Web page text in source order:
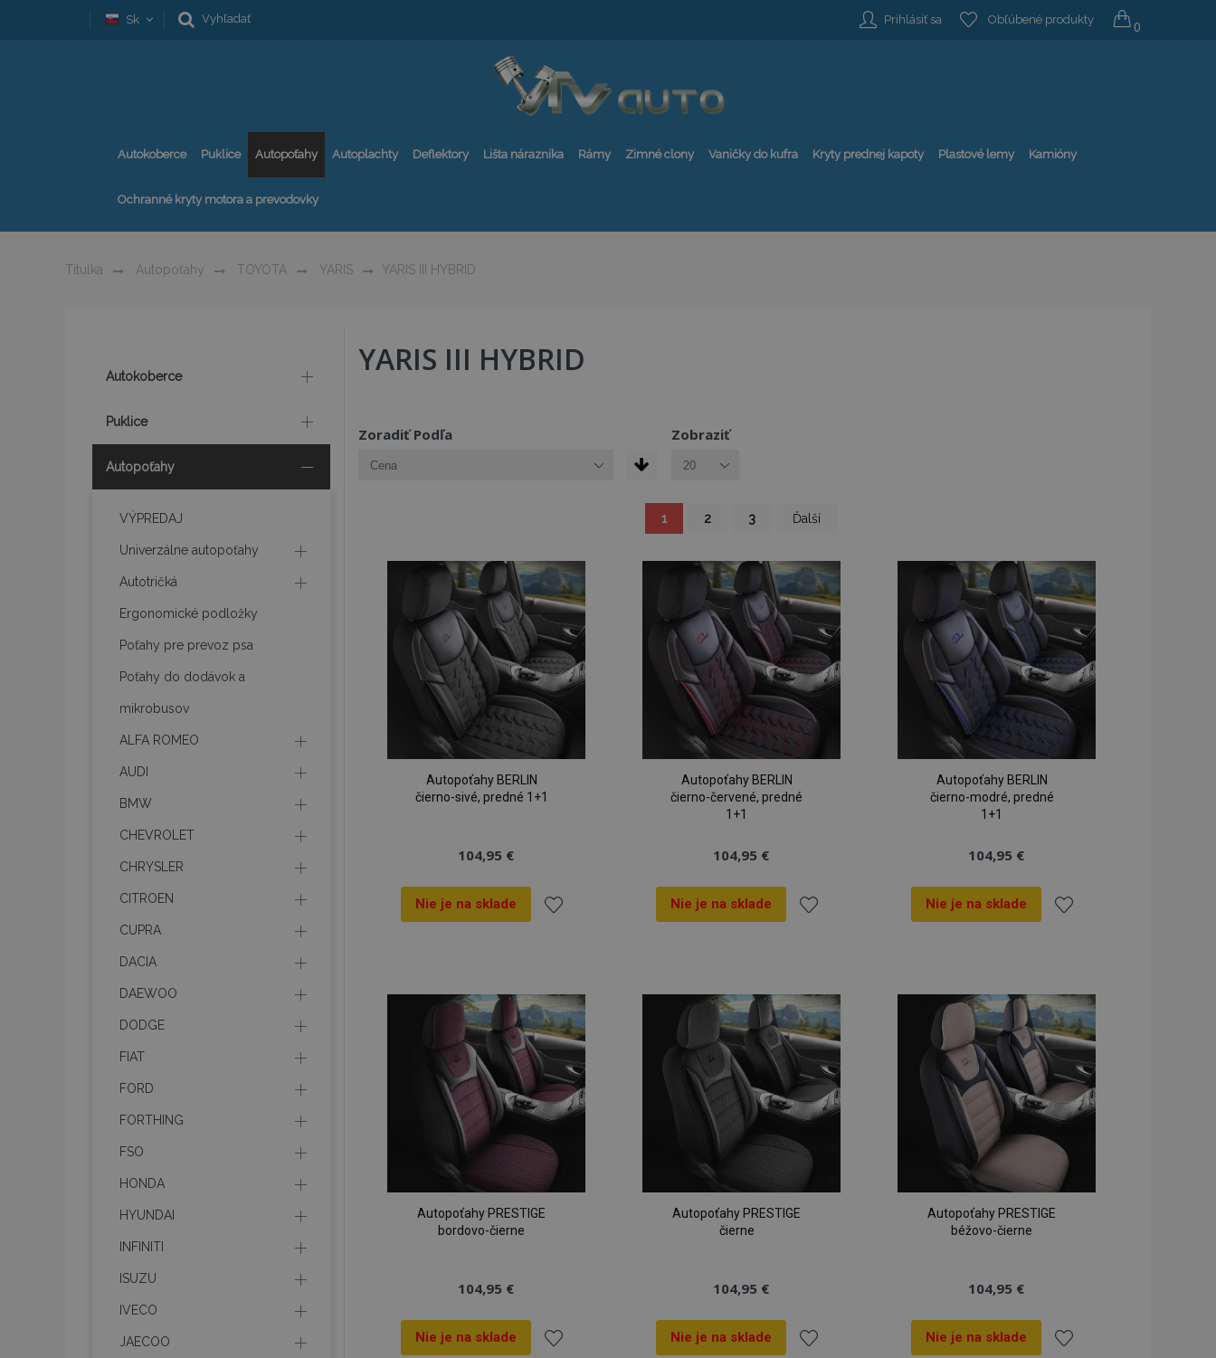
Sk Vyhľadať Prihlásiť sa Obľúbené produkty 0
Autokoberce Puklice Autopoťahy Autoplachty Deflektory Lišta nárazníka Rámy Zimné clony Vaničky do kufra Kryty prednej kapoty Plastové lemy Kamióny
Ochranné kryty motora a prevodovky
Titulka Autopoťahy TOYOTA YARIS YARIS III HYBRID
YARIS III HYBRID
Zoradiť Podľa Zobraziť
You're currently reading page
1 2 3
Strana
Ďalší
Autopoťahy BERLIN
čierno-sivé, predné 1+1
104,95 €
Nie je na sklade
zoznamu
prianí
Autopoťahy BERLIN
čierno-červené, predné
1+1
104,95 €
Nie je na sklade
zoznamu
prianí
Autopoťahy BERLIN
čierno-modré, predné
1+1
104,95 €
Nie je na sklade
zoznamu
prianí
Autopoťahy PRESTIGE
bordovo-čierne
104,95 €
Nie je na sklade
Autopoťahy PRESTIGE
čierne
104,95 €
Nie je na sklade
Autopoťahy PRESTIGE
béžovo-čierne
104,95 €
Nie je na sklade
Autokoberce
Puklice
Autopoťahy
VÝPREDAJ
Univerzálne autopoťahy
Autotričká
Ergonomické podložky
Poťahy pre prevoz psa
Poťahy do dodávok a
mikrobusov
ALFA ROMEO
AUDI
BMW
CHEVROLET
CHRYSLER
CITROEN
CUPRA
DACIA
DAEWOO
DODGE
FIAT
FORD
FORTHING
FSO
HONDA
HYUNDAI
INFINITI
ISUZU
IVECO
JAECOO